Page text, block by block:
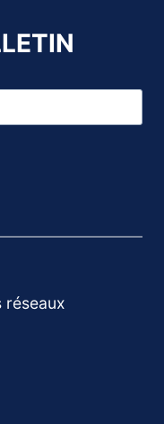
réseaux